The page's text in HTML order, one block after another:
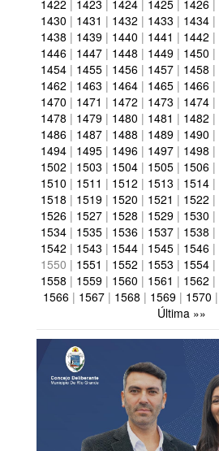
1422 1423 1424 1425 1426
1430 | 1431 | 1432 | 1433 | 1434 |
1438 | 1439 | 1440 | 1441 | 1442 |
1446 | 1447 | 1448 | 1449 | 1450 |
1454 | 1455 | 1456 | 1457 | 1458 |
1462 | 1463 | 1464 | 1465 | 1466 |
1470 | 1471 | 1472 | 1473 | 1474 |
1478 | 1479 | 1480 | 1481 | 1482 |
1486 | 1487 | 1488 | 1489 | 1490 |
1494 | 1495 | 1496 | 1497 | 1498 |
1502 | 1503 | 1504 | 1505 | 1506 |
1510 | 1511 | 1512 | 1513 | 1514 |
1518 | 1519 | 1520 | 1521 | 1522 |
1526 | 1527 | 1528 | 1529 | 1530 |
1534 | 1535 | 1536 | 1537 | 1538 |
1542 | 1543 | 1544 | 1545 | 1546 |
1550 | 1551 | 1552 | 1553 | 1554 |
1558 | 1559 | 1560 | 1561 | 1562 |
1566| 1567| 1568 | 1569| 1570 |
Última »»